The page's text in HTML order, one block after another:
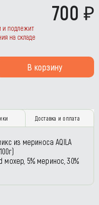
700
и подлежит
на складе
В корзину
Доставка и оплата
из мериноса AQILA
мохер, 5% меринос, 30%